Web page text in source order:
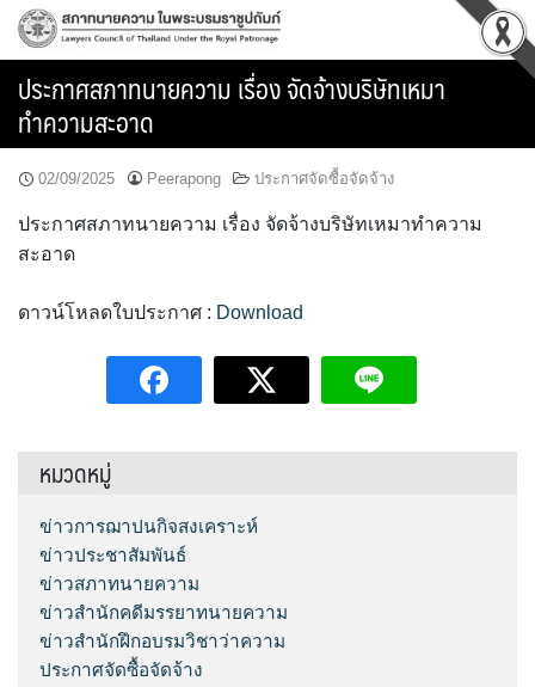
Skip
ประกาศสภาทนายความ เรื่อง จัดจ้างบริษัทเหมา
ทำความสะอาด
02/09/2025 Peerapong ประกาศจัดซื้อจัดจ้าง
ประกาศสภาทนายความ เรื่อง จัดจ้างบริษัทเหมาทำความ
สะอาด
ดาวน์โหลดใบประกาศ : Download
หมวดหมู่
ข่าวการฌาปนกิจสงเคราะห์
ข่าวประชาสัมพันธ์
ข่าวสภาทนายความ
ข่าวสำนักคดีมรรยาทนายความ
ข่าวสำนักฝึกอบรมวิชาว่าความ
ประกาศจัดซื้อจัดจ้าง